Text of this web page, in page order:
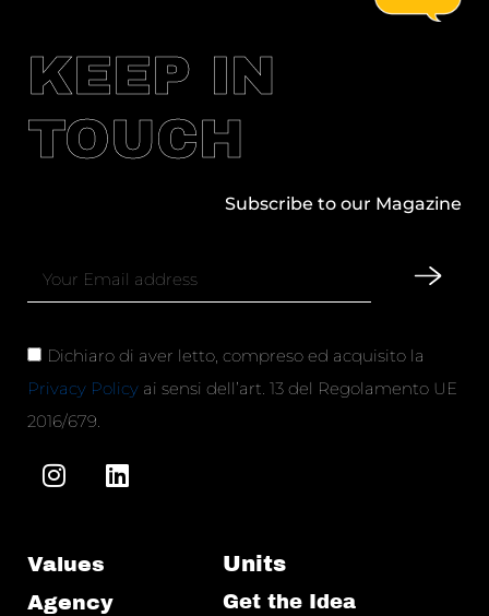
KEEP IN
TOUCH
Subscribe to our Magazine
Dichiaro di aver letto, compreso ed acquisito la
Privacy Policy ai sensi dell’art. 13 del Regolamento UE
2016/679.
Values
Agency
Units
Get the Idea